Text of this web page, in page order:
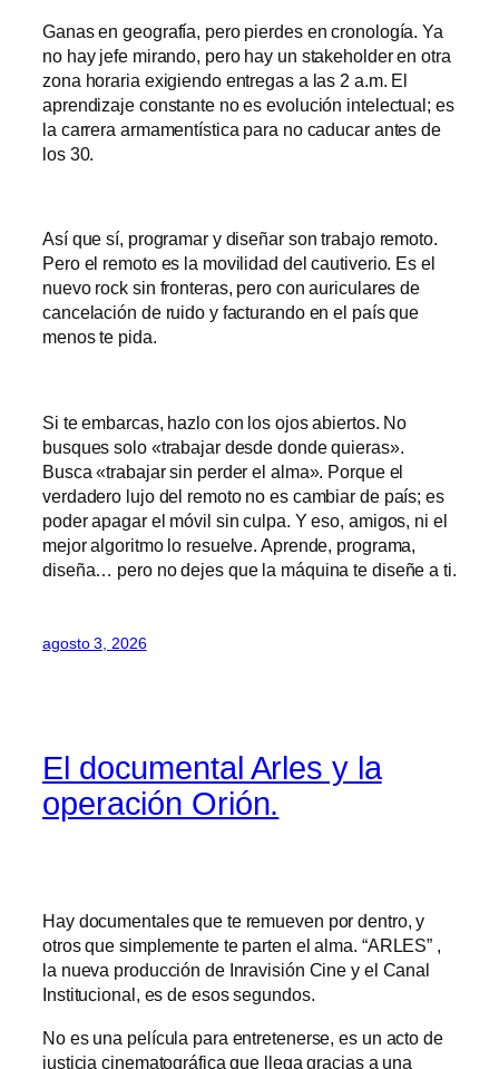
Ganas en geografía, pero pierdes en cronología. Ya
no hay jefe mirando, pero hay un stakeholder en otra
zona horaria exigiendo entregas a las 2 a.m. El
aprendizaje constante no es evolución intelectual; es
la carrera armamentística para no caducar antes de
los 30.
Así que sí, programar y diseñar son trabajo remoto.
Pero el remoto es la movilidad del cautiverio. Es el
nuevo rock sin fronteras, pero con auriculares de
cancelación de ruido y facturando en el país que
menos te pida.
Si te embarcas, hazlo con los ojos abiertos. No
busques solo «trabajar desde donde quieras».
Busca «trabajar sin perder el alma». Porque el
verdadero lujo del remoto no es cambiar de país; es
poder apagar el móvil sin culpa. Y eso, amigos, ni el
mejor algoritmo lo resuelve. Aprende, programa,
diseña… pero no dejes que la máquina te diseñe a ti.
agosto 3, 2026
El documental Arles y la
operación Orión.
Hay documentales que te remueven por dentro, y
otros que simplemente te parten el alma. “ARLES” ,
la nueva producción de Inravisión Cine y el Canal
Institucional, es de esos segundos.
No es una película para entretenerse, es un acto de
justicia cinematográfica que llega gracias a una